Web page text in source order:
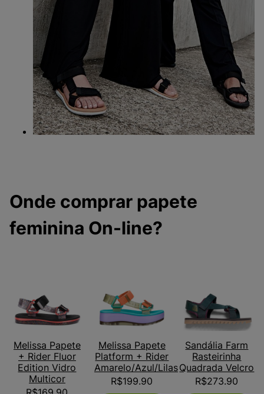
Onde comprar papete
feminina On-line?
Melissa Papete
+ Rider Fluor
Edition Vidro
Multicor
Melissa Papete
Platform + Rider
Amarelo/Azul/Lilas
R$199.90
Sandália Farm
Rasteirinha
Quadrada Velcro
R$273.90